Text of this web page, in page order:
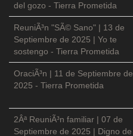
del gozo - Tierra Prometida
ReuniÃ³n "SÃ© Sano" | 13 de
Septiembre de 2025 | Yo te
sostengo - Tierra Prometida
OraciÃ³n | 11 de Septiembre de
2025 - Tierra Prometida
2Âª ReuniÃ³n familiar | 07 de
Septiembre de 2025 | Digno de